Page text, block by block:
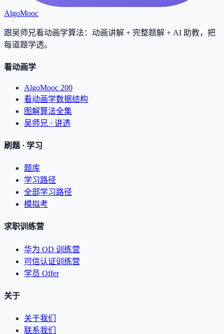
AlgoMooc
跟吴师兄看动画学算法：动画讲解 + 完整题解 + AI 助教，把
每道题学透。
看动画学
AlgoMooc 200
看动画学数据结构
图解算法全集
吴师兄 · 讲透
刷题 · 学习
题库
学习路径
全部学习路径
模拟考
求职训练营
华为 OD 训练营
可信认证训练营
学员 Offer
关于
关于我们
联系我们